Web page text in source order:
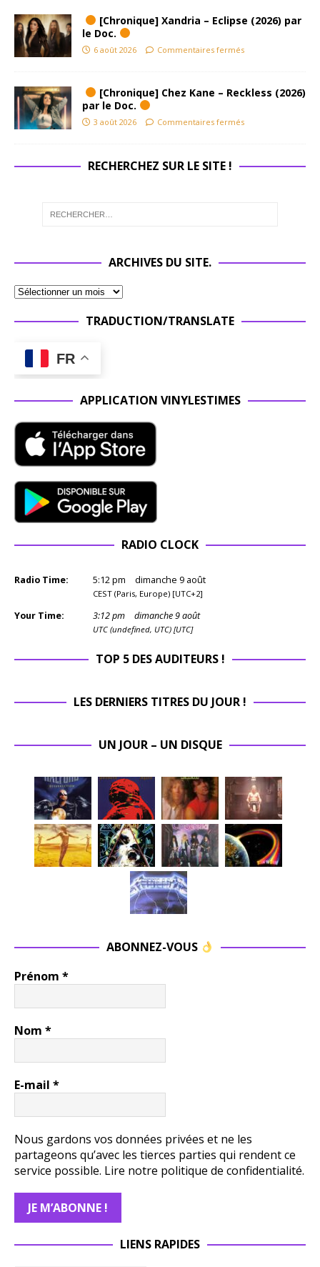
[Chronique] Xandria – Eclipse (2026) par
le Doc.
6 août 2026 Commentaires fermés
[Chronique] Chez Kane – Reckless (2026)
par le Doc.
3 août 2026 Commentaires fermés
RECHERCHEZ SUR LE SITE !
ARCHIVES DU SITE.
TRADUCTION/TRANSLATE
FR
APPLICATION VINYLESTIMES
RADIO CLOCK
Radio Time: 5:12pm dimanche 9 août
CEST (Paris, Europe) [UTC+2]
Your Time: 3:12pm dimanche 9 août
UTC (undefined, UTC) [UTC]
TOP 5 DES AUDITEURS !
LES DERNIERS TITRES DU JOUR !
UN JOUR – UN DISQUE
ABONNEZ-VOUS
Prénom *
Nom *
E-mail *
Nous gardons vos données privées et ne les
partageons qu’avec les tierces parties qui rendent ce
service possible. Lire notre politique de confidentialité.
LIENS RAPIDES